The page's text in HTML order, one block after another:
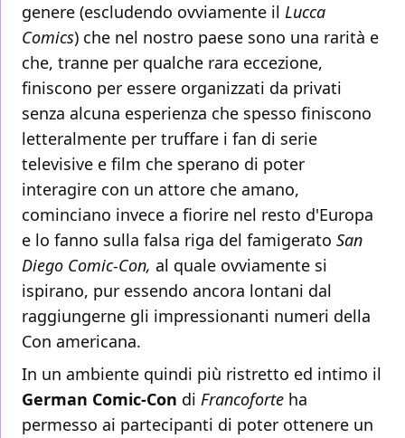
genere (escludendo ovviamente il Lucca
Comics) che nel nostro paese sono una rarità e
che, tranne per qualche rara eccezione,
finiscono per essere organizzati da privati
senza alcuna esperienza che spesso finiscono
letteralmente per truffare i fan di serie
televisive e film che sperano di poter
interagire con un attore che amano,
cominciano invece a fiorire nel resto d'Europa
e lo fanno sulla falsa riga del famigerato San
Diego Comic-Con, al quale ovviamente si
ispirano, pur essendo ancora lontani dal
raggiungerne gli impressionanti numeri della
Con americana.
In un ambiente quindi più ristretto ed intimo il
German Comic-Con di Francoforte ha
permesso ai partecipanti di poter ottenere un